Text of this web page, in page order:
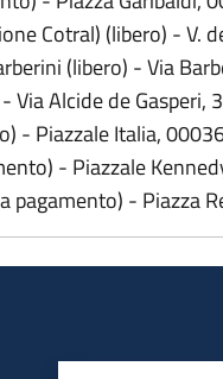
Cotral)
(libero) -
- Via Alcide de
- Piazzale
- Piazzale
(a pagamento) -